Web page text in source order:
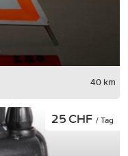
40 km
25 CHF / Tag